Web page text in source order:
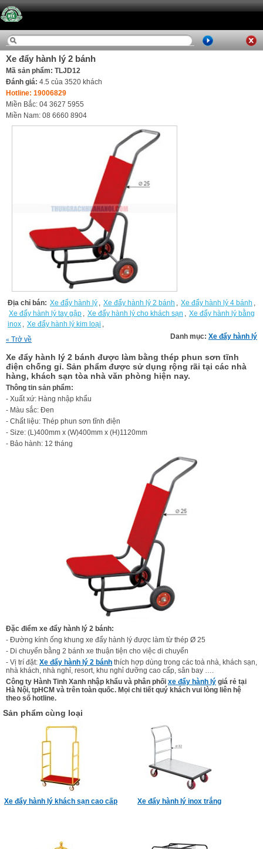
Xe đẩy hành lý 2 bánh
Mã sản phẩm: TLJD12
Đánh giá: 4.5 của 3520 khách
Hotline: 19006829
Miền Bắc: 04 3627 5955
Miền Nam: 08 6660 8904
Địa chỉ bán: Xe đẩy hành lý , Xe đẩy hành lý 2 bánh , Xe đẩy hành lý 4 bánh ,
Xe đẩy hành lý tay gập , Xe đẩy hành lý cho khách sạn , Xe đẩy hành lý bằng
inox , Xe đẩy hành lý kim loại ,
« Trở về Danh mục: Xe đẩy hành lý
Xe đẩy hành lý 2 bánh được làm bằng thép phun sơn tĩnh
điện chống gỉ. Sản phẩm được sử dụng rộng rãi tại các nhà
hàng, khách sạn tòa nhà văn phòng hiện nay.
Thông tin sản phẩm:
- Xuất xứ: Hàng nhập khẩu
- Màu sắc: Đen
- Chất liệu: Thép phun sơn tĩnh điện
- Size: (L)400mm x (W)400mm x (H)1120mm
- Bảo hành: 12 tháng
Đặc điểm xe đẩy hành lý 2 bánh:
- Đường kính ống khung xe đẩy hành lý được làm từ thép Ø 25
- Di chuyển bằng 2 bánh xe thuận tiện cho việc di chuyển
- Vị trí đặt: Xe đẩy hành lý 2 bánh thích hợp dùng trong các toà nhà, khách sạn,
nhà khách, nhà nghỉ, resort, khu nghỉ dưỡng cao cấp, sân bay ….
Công ty Hành Tinh Xanh nhập khẩu và phân phối xe đẩy hành lý giá rẻ tại
Hà Nội, tpHCM và trên toàn quốc. Mọi chi tiết quý khách vui lòng liên hệ
theo số hotline.
Sản phẩm cùng loại
Xe đẩy hành lý khách sạn cao cấp Xe đẩy hành lý inox trắng